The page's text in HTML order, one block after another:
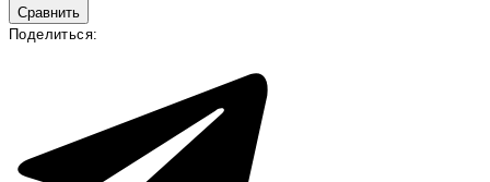
Сравнить
Поделиться: